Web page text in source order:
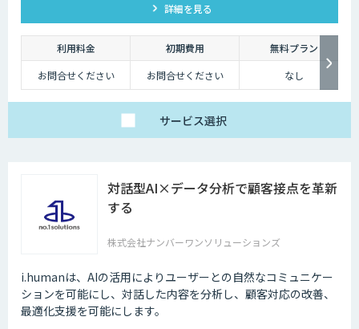
詳細を見る
利用料金 初期費用
無料プラン
お問合せください
お問合せください なし
サービス選択
対話型AI×データ分析で顧客接点を革新
する
株式会社ナンバーワンソリューションズ
i.humanは、AIの活用によりユーザーとの自然なコミュニケー
ションを可能にし、対話した内容を分析し、顧客対応の改善、
最適化支援を可能にします。